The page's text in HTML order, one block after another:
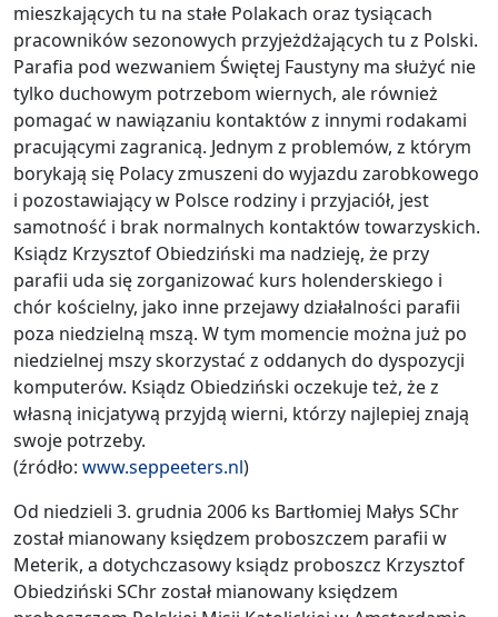
mieszkających tu na stałe Polakach oraz tysiącach
pracowników sezonowych przyjeżdżających tu z Polski.
Parafia pod wezwaniem Świętej Faustyny ma służyć nie
tylko duchowym potrzebom wiernych, ale również
pomagać w nawiązaniu kontaktów z innymi rodakami
pracującymi zagranicą. Jednym z problemów, z którym
borykają się Polacy zmuszeni do wyjazdu zarobkowego
i pozostawiający w Polsce rodziny i przyjaciół, jest
samotność i brak normalnych kontaktów towarzyskich.
Ksiądz Krzysztof Obiedziński ma nadzieję, że przy
parafii uda się zorganizować kurs holenderskiego i
chór kościelny, jako inne przejawy działalności parafii
poza niedzielną mszą. W tym momencie można już po
niedzielnej mszy skorzystać z oddanych do dyspozycji
komputerów. Ksiądz Obiedziński oczekuje też, że z
własną inicjatywą przyjdą wierni, którzy najlepiej znają
swoje potrzeby.
(źródło: www.seppeeters.nl)
Od niedzieli 3. grudnia 2006 ks Bartłomiej Małys SChr
został mianowany księdzem proboszczem parafii w
Meterik, a dotychczasowy ksiądz proboszcz Krzysztof
Obiedziński SChr został mianowany księdzem